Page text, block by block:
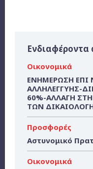
Ενδιαφέροντα
Οικονομικά
ΕΝΗΜΕΡΩΣΗ ΕΠΙ
ΑΛΛΗΛΕΓΓΥΗΣ-
60%-ΑΛΛΑΓΗ
ΤΩΝ
Προσφορές
Αστυνομικό
Οικονομικά